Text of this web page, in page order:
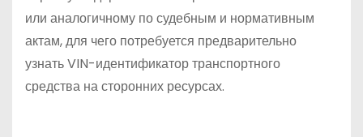
или аналогичному по судебным и нормативным
актам, для чего потребуется предварительно
узнать VIN-идентификатор транспортного
средства на сторонних ресурсах.